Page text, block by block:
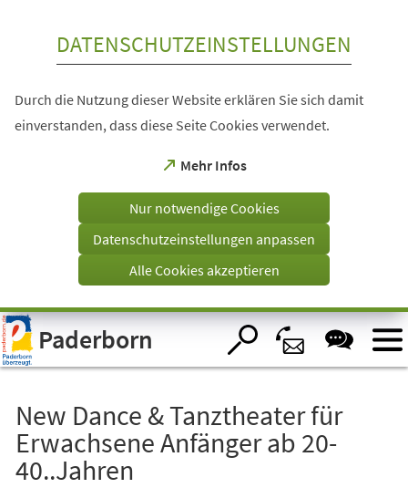
Visuelle
Assistenzsoftware
öffnen.
DATENSCHUTZEINSTELLUNGEN
Durch die Nutzung dieser Website erklären Sie sich damit
einverstanden, dass diese Seite Cookies verwendet.
Mehr Infos
(Öffnet
einem
Tab)
Nur notwendige Cookies
Datenschutzeinstellungen anpassen
Alle Cookies akzeptieren
Paderborn
New Dance & Tanztheater für
Erwachsene Anfänger ab 20-
40..Jahren